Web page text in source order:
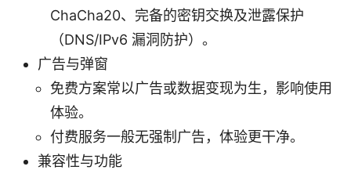
ChaCha20、完备的密钥交换及泄露保护
（DNS/IPv6 漏洞防护）。
广告与弹窗
免费方案常以广告或数据变现为生，影响使用
体验。
付费服务一般无强制广告，体验更干净。
兼容性与功能